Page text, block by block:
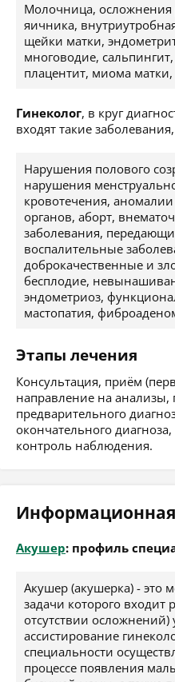
Молочница, осложнения
яичника,
щейки матки,
многоводие,
плацентит, миома
Гинеколог, в круг
входят такие
Нарушения полового
нарушения
кровотечения,
органов, аборт,
заболевания,
воспалительные
доброкачественные и
бесплодие,
эндометриоз,
мастопатия,
Этапы лечения
Консультация, приём
направление на анализы,
предварительного
окончательного
контроль наблюдения.
Информационная
Акушер: профиль
Акушер (акушерка) - это
задачи которого
отсутствии
ассистирование
специальности
процессе появления